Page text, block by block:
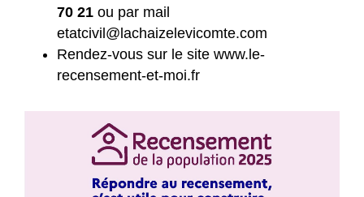
70 21 ou par mail
etatcivil@lachaizelevicomte.com
Rendez-vous sur le site www.le-
recensement-et-moi.fr